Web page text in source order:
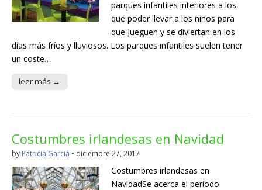
parques infantiles interiores a los
que poder llevar a los niños para
que jueguen y se diviertan en los
días más fríos y lluviosos. Los parques infantiles suelen tener
un coste…
leer más →
Costumbres irlandesas en Navidad
by Patricia Garcia • diciembre 27, 2017
Costumbres irlandesas en
NavidadSe acerca el periodo